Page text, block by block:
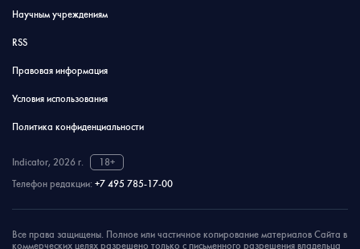
Научным учреждениям
RSS
Правовая информация
Условия использования
Политика конфиденциальности
Indicator, 2026 г.
18+
Телефон редакции: +7 495 785-17-00
Все права защищены. Полное или частичное копирование материалов Сайта в
коммерческих целях разрешено только с письменного разрешения владельца